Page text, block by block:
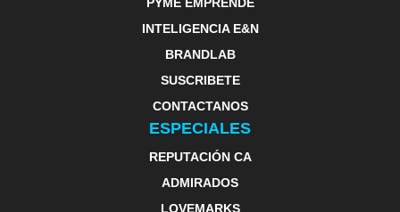
INTELIGENCIA E&N
BRANDLAB
SUSCRIBETE
CONTACTANOS
ESPECIALES
REPUTACIÓN CA
ADMIRADOS
LOVEMARKS